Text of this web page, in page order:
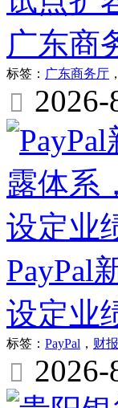
广东商
标签： 广东商务厅 ，
 2026-
PayPal
设定业
标签： PayPal ， 财
 2026-